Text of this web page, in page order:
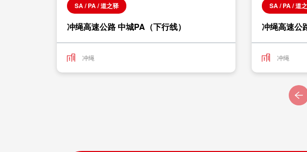
SA / PA / 道之驿
冲绳高速公路 中城PA（下行线）
冲绳
SA / PA / 道
冲绳高速公
冲绳